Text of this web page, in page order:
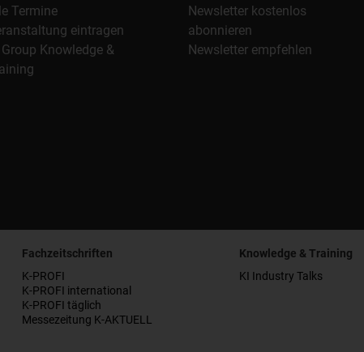
Termine
eintragen
Group Knowledge &
Newsletter kostenlos
abonnieren
Newsletter empfehlen
Fachzeitschriften
K-PROFI
K-PROFI international
K-PROFI täglich
Messezeitung K-AKTUELL
Knowledge & Training
KI Industry Talks